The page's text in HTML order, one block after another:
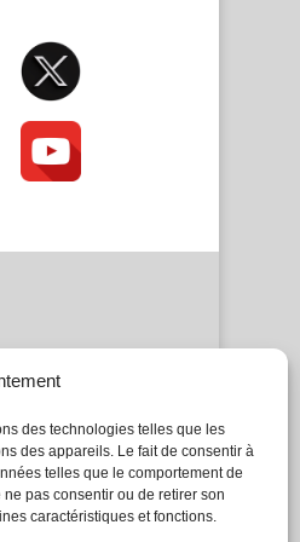
des technologies telles que les
des appareils. Le fait de consentir à
telles que le comportement de
pas consentir ou de retirer son
caractéristiques et fonctions.